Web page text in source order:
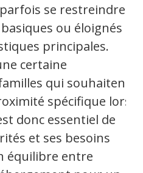
se restreindre
ou éloignés
principales.
certaine
qui souhaitent
spécifique lors
donc essentiel de
et ses besoins
équilibre entre